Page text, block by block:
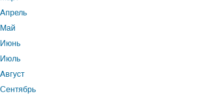
Апрель
Май
Июнь
Июль
Август
Сентябрь